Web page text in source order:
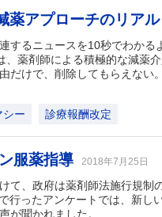
薬アプローチのリアル
するニュースを10秒でわかる
薬剤師による積極的な減薬介
だけで、削除してもらえない
シー 診療報酬改定
服薬指導 2018年7月25日
て、政府は薬剤師法施行規制
行ったアンケートでは、新し
が聞かれました。